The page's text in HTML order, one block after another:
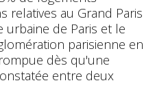
relatives au Grand Paris
urbaine de Paris et le
parisienne en
dès qu'une
entre deux